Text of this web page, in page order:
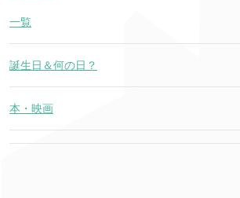
一覧
誕生日＆何の日？
本・映画